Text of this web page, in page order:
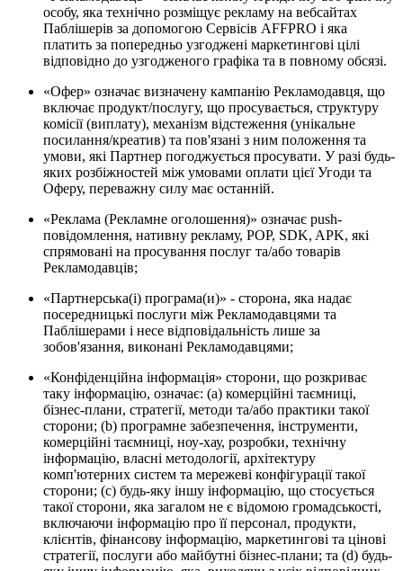
особу, яка технічно розміщує рекламу на вебсайтах
Паблішерів за допомогою Сервісів AFFPRO і яка
платить за попередньо узгоджені маркетингові цілі
відповідно до узгодженого графіка та в повному обсязі.
«Офер» означає визначену кампанію Рекламодавця, що
включає продукт/послугу, що просувається, структуру
комісії (виплату), механізм відстеження (унікальне
посилання/креатив) та пов'язані з ним положення та
умови, які Партнер погоджується просувати. У разі будь-
яких розбіжностей між умовами оплати цієї Угоди та
Оферу, переважну силу має останній.
«Реклама (Рекламне оголошення)» означає push-
повідомлення, нативну рекламу, POP, SDK, APK, які
спрямовані на просування послуг та/або товарів
Рекламодавців;
«Партнерська(і) програма(и)» - сторона, яка надає
посередницькі послуги між Рекламодавцями та
Паблішерами і несе відповідальність лише за
зобов'язання, виконані Рекламодавцями;
«Конфіденційна інформація» сторони, що розкриває
таку інформацію, означає: (a) комерційні таємниці,
бізнес-плани, стратегії, методи та/або практики такої
сторони; (b) програмне забезпечення, інструменти,
комерційні таємниці, ноу-хау, розробки, технічну
інформацію, власні методології, архітектуру
комп'ютерних систем та мережеві конфігурації такої
сторони; (c) будь-яку іншу інформацію, що стосується
такої сторони, яка загалом не є відомою громадськості,
включаючи інформацію про її персонал, продукти,
клієнтів, фінансову інформацію, маркетингові та цінові
стратегії, послуги або майбутні бізнес-плани; та (d) будь-